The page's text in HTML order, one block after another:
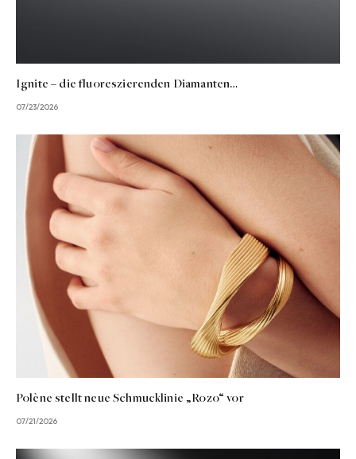
Ignite – die fluoreszierenden Diamanten…
07/23/2026
Polène stellt neue Schmucklinie „Rozo“ vor
07/21/2026